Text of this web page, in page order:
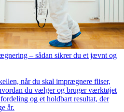
– sådan sikrer du et jævnt og
når du skal imprægnere fliser,
du vælger og bruger værktøjet
og et holdbart resultat, der
år.